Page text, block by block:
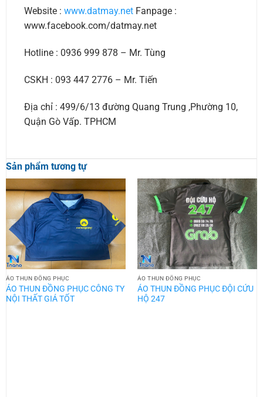
Website : www.datmay.netFanpage :
www.facebook.com/datmay.net
Hotline : 0936 999 878 – Mr. Tùng
CSKH : 093 447 2776 – Mr. Tiến
Địa chỉ : 499/6/13 đường Quang Trung ,Phường 10,
Quận Gò Vấp. TPHCM
Sản phẩm tương tự
ÁO THUN ĐỒNG PHỤC
ÁO THUN ĐỒNG PHỤC CÔNG TY
NỘI THẤT GIÁ TỐT
ÁO THUN ĐỒNG PHỤC
ÁO THUN ĐỒNG PHỤC ĐỘI CỨU
HỘ 247